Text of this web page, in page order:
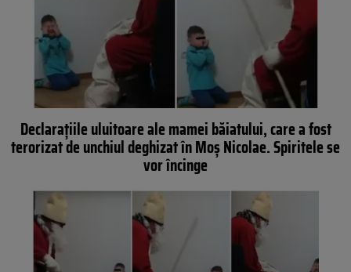
Declaraţiile uluitoare ale mamei băiatului, care a fost
terorizat de unchiul deghizat în Moş Nicolae. Spiritele se
vor încinge